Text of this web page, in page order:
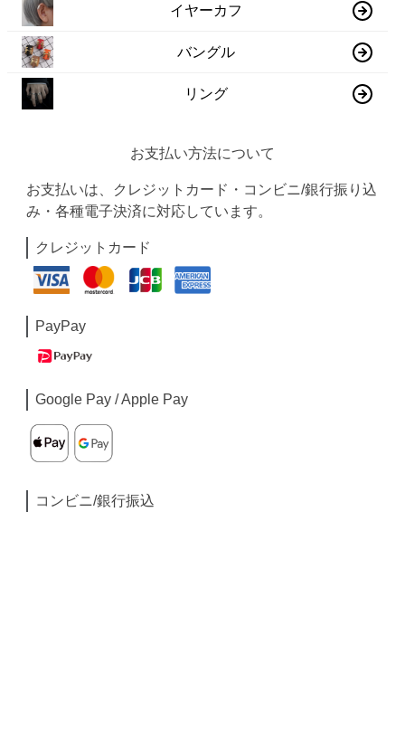
イヤーカフ
バングル
リング
お支払い方法について
お支払いは、クレジットカード・コンビニ/銀行振り込
み・各種電子決済に対応しています。
クレジットカード
PayPay
Google Pay / Apple Pay
コンビニ/銀行振込